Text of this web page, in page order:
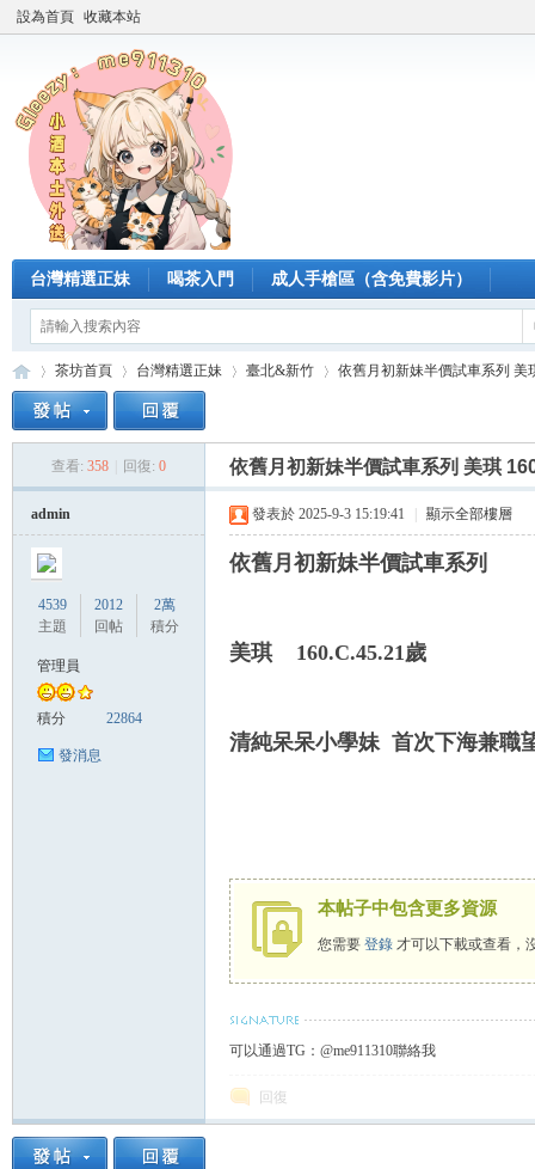
設為首頁 收藏本站
台灣精選正妹 喝茶入門 成人手槍區（含免費影片）
茶坊首頁 台灣精選正妹 臺北&新竹
›
依舊月初新妹半價試車系列 美
查看: 358 回復: 0 依舊月初新妹半價試車系列 美琪
admin
4539
主題
2012
回帖
2萬
積分
管理員
積分 22864
發消息
發表於 2025-9-3 15:19:41 顯示全部樓層
依舊月初新妹半價試車系列
美琪 160.C.45.21歲
清純呆呆小學妹 首次下海兼職
本帖子中包含更多資源
您需要 登錄 才可以下載或查看，
可以通過TG：@me911310聯絡我
回復